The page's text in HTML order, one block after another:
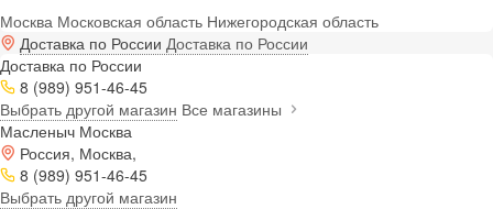
Москва Московская область Нижегородская область
Доставка по России Доставка по России
Доставка по России
8 (989) 951-46-45
Выбрать другой магазин Все магазины
Масленыч Москва
Россия, Москва,
8 (989) 951-46-45
Выбрать другой магазин